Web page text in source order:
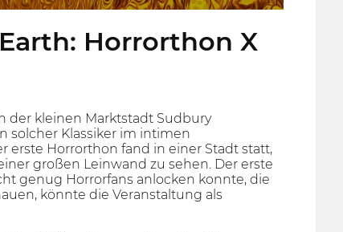
Horrorthon X
der kleinen Marktstadt Sudbury
solcher Klassiker im intimen
erste Horrorthon fand in einer Stadt statt,
großen Leinwand zu sehen. Der erste
genug Horrorfans anlocken konnte, die
könnte die Veranstaltung als